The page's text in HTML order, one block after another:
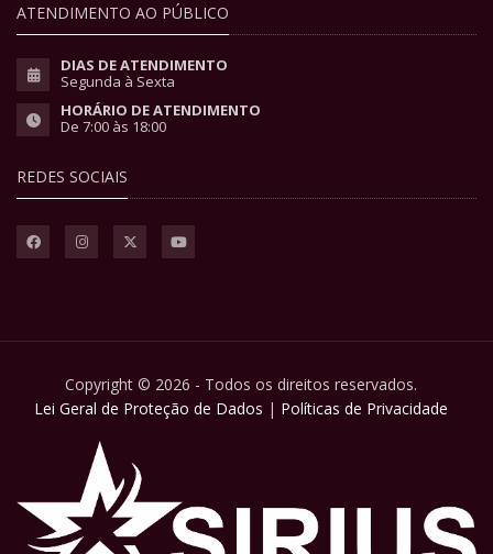
ATENDIMENTO AO PÚBLICO
DIAS DE ATENDIMENTO
Segunda à Sexta
HORÁRIO DE ATENDIMENTO
De 7:00 às 18:00
REDES SOCIAIS
Copyright © 2026 - Todos os direitos reservados.
Lei Geral de Proteção de Dados | Políticas de Privacidade